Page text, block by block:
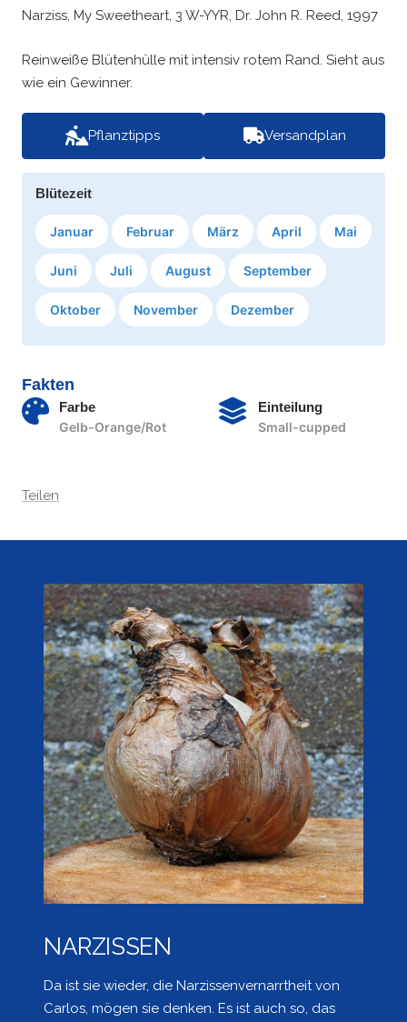
Narziss, My Sweetheart, 3 W-YYR, Dr. John R. Reed, 1997
Reinweiße Blütenhülle mit intensiv rotem Rand. Sieht aus
wie ein Gewinner.
Pflanztipps Versandplan
Blütezeit
Januar Februar März April Mai
Juni Juli August September
Oktober November Dezember
Fakten
Farbe
Gelb-Orange/Rot
Einteilung
Small-cupped
Teilen
NARZISSEN
Da ist sie wieder, die Narzissenvernarrtheit von
Carlos, mögen sie denken. Es ist auch so, das